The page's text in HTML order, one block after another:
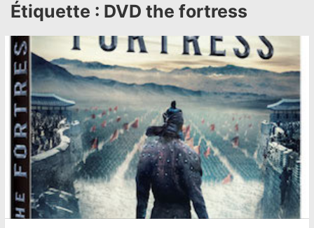
Étiquette : DVD the fortress